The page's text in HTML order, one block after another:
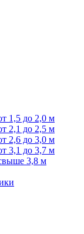
1,5 до 2,0 м
2,1 до 2,5 м
2,6 до 3,0 м
3,1 до 3,7 м
3,8 м